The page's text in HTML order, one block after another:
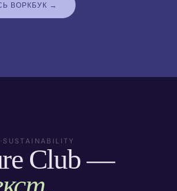
ВОРКБУК →
SUSTAINABILITY
Club —